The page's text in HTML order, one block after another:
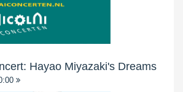
Hayao Miyazaki's Dreams